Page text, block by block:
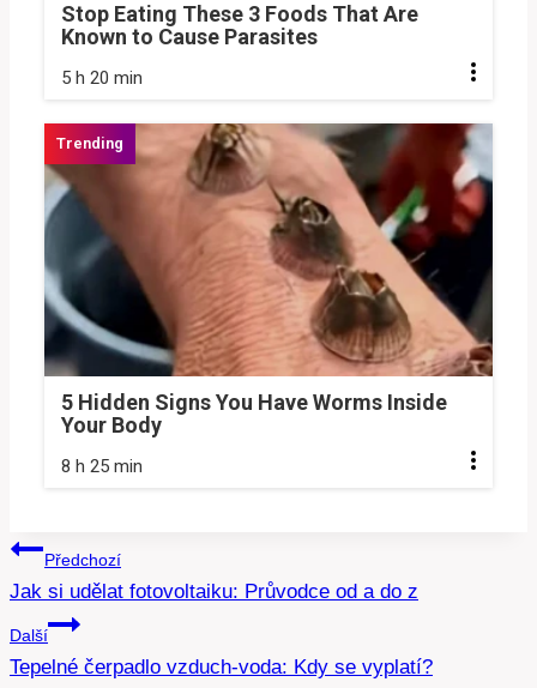
Stop Eating These 3 Foods That Are
Known to Cause Parasites
5 h 20 min
5 Hidden Signs You Have Worms Inside
Your Body
8 h 25 min
Navigace
pro
příspěvek
Předchozí
Jak si udělat fotovoltaiku: Průvodce od a do z
Další
Tepelné čerpadlo vzduch-voda: Kdy se vyplatí?